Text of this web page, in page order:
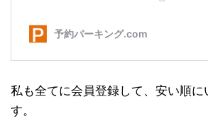
私も全てに会員登録して、安い順に
す。